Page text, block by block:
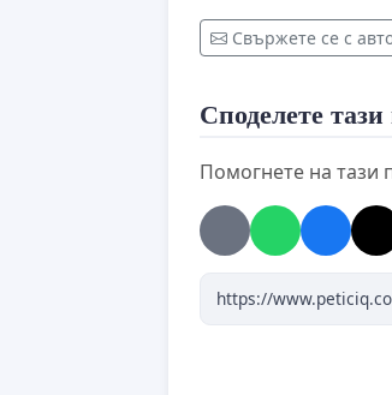
Свържете се с
Споделете
Помогнете на тази